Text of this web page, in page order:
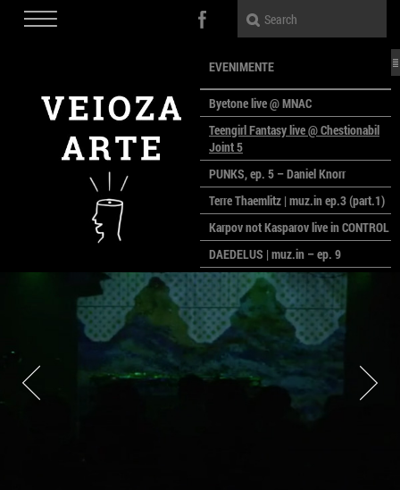
EVENIMENTE
Byetone live @ MNAC
Teengirl Fantasy live @ Chestionabil
Joint 5
PUNKS, ep. 5 – Daniel Knorr
Terre Thaemlitz | muz.in ep.3 (part.1)
Karpov not Kasparov live in CONTROL
DAEDELUS | muz.in – ep. 9
LALELE, LALELE – prima premieră a
anului la MACAZ
CinePOLSKA – filme poloneze la
București
PEOPLE OF ROMANIA se lansează la
galeria Simeza
All Stars For Outernational